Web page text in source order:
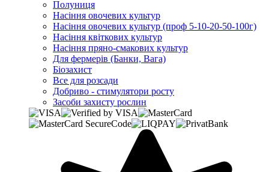
Полуниця
Насіння овочевих культур
Насіння овочевих культур (проф 5-10-20-50-100г)
Насіння квіткових культур
Насіння пряно-смакових культур
Для фермерів (Банки, Вага)
Біозахист
Все для розсади
Добриво - стимулятори росту
Засоби захисту рослин